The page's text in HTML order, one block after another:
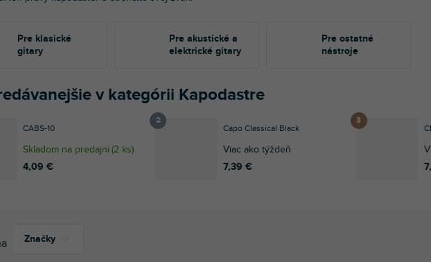
Pre klasické
gitary
Pre akustické a
elektrické gitary
Pre ostatné
nástroje
v kategórii Kapodastre
CABS-10
Skladom na predajni (2 ks)
4,09 €
Capo Classical Black
Viac ako týždeň
7,39 €
Značky